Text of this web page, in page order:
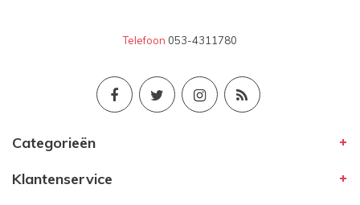
Telefoon 053-4311780
Categorieën
Klantenservice